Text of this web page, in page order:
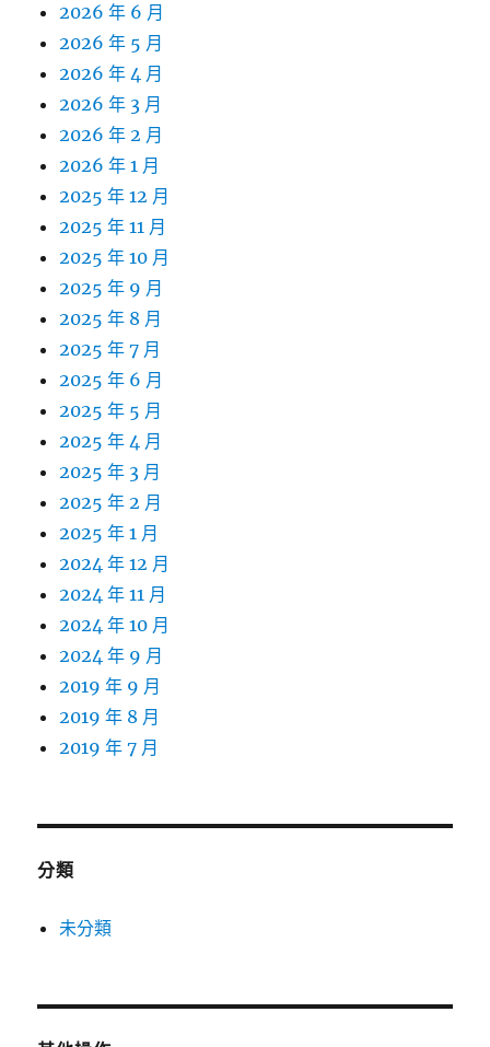
2026 年 6 月
2026 年 5 月
2026 年 4 月
2026 年 3 月
2026 年 2 月
2026 年 1 月
2025 年 12 月
2025 年 11 月
2025 年 10 月
2025 年 9 月
2025 年 8 月
2025 年 7 月
2025 年 6 月
2025 年 5 月
2025 年 4 月
2025 年 3 月
2025 年 2 月
2025 年 1 月
2024 年 12 月
2024 年 11 月
2024 年 10 月
2024 年 9 月
2019 年 9 月
2019 年 8 月
2019 年 7 月
分類
未分類